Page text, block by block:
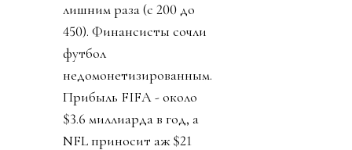
лишним раза (с 200 до
450). Финансисты сочли
футбол
недомонетизированным.
Прибыль FIFA - около
$3.6 миллиарда в год, а
NFL приносит аж $21